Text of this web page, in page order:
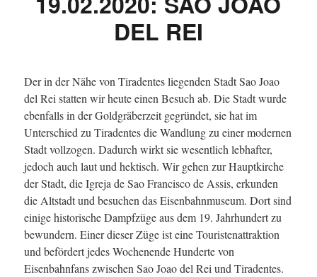
DEL REI
Der in der Nähe von Tiradentes liegenden Stadt Sao Joao
del Rei statten wir heute einen Besuch ab. Die Stadt wurde
ebenfalls in der Goldgräberzeit gegründet, sie hat im
Unterschied zu Tiradentes die Wandlung zu einer modernen
Stadt vollzogen. Dadurch wirkt sie wesentlich lebhafter,
jedoch auch laut und hektisch. Wir gehen zur Hauptkirche
der Stadt, die Igreja de Sao Francisco de Assis, erkunden
die Altstadt und besuchen das Eisenbahnmuseum. Dort sind
einige historische Dampfzüge aus dem 19. Jahrhundert zu
bewundern. Einer dieser Züge ist eine Touristenattraktion
und befördert jedes Wochenende Hunderte von
Eisenbahnfans zwischen Sao Joao del Rei und Tiradentes.